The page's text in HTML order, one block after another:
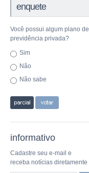
enquete
Você possui algum plano de
previdência privada?
Sim
Não
Não sabe
informativo
Cadastre seu e-mail e
receba notícias diretamente